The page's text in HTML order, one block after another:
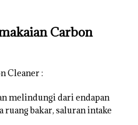
Carbon
Cleaner :
melindungi dari endapan
ruang bakar, saluran intake